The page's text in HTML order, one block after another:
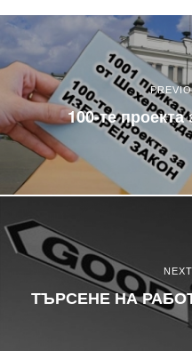
100-те
ТЪРСЕНЕ НА